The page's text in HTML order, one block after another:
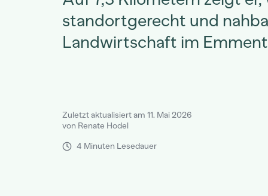
standortgerecht und
Landwirtschaft im
Zuletzt aktualisiert am 11. Mai 2026
von Renate Hodel
4 Minuten Lesedauer